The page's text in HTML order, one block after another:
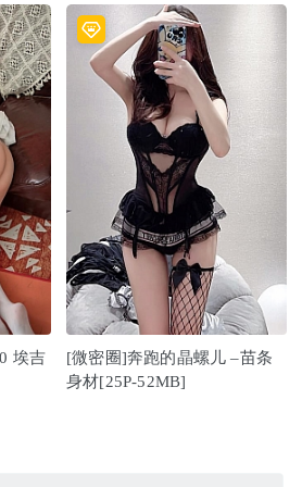
埃吉
[微密圈]奔跑的晶螺儿 –苗条
身材[25P-52MB]